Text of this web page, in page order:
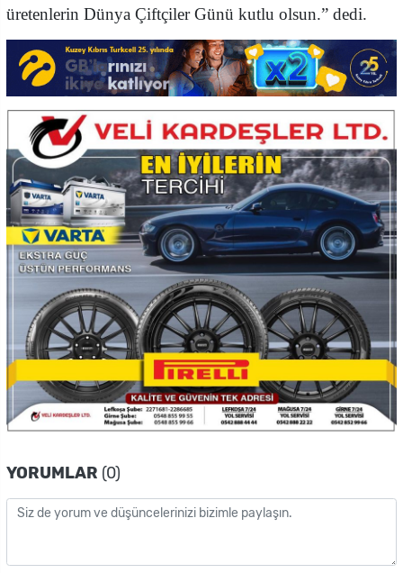
üretenlerin Dünya Çiftçiler Günü kutlu olsun.” dedi.
YORUMLAR (0)